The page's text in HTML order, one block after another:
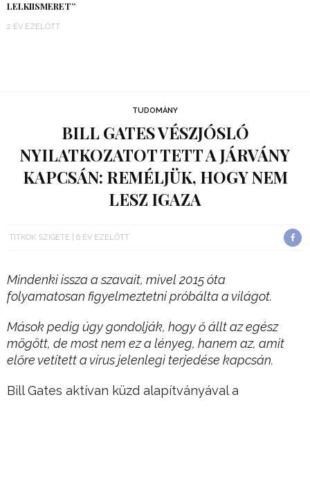
LELKIISMERET”
2 ÉV EZELŐTT
TUDOMÁNY
BILL GATES VÉSZJÓSLÓ
NYILATKOZATOT TETT A JÁRVÁNY
KAPCSÁN: REMÉLJÜK, HOGY NEM
LESZ IGAZA
TITKOK SZIGETE 6 ÉV EZELŐTT
Mindenki issza a szavait, mivel 2015 óta
folyamatosan figyelmeztetni próbálta a világot.
Mások pedig úgy gondolják, hogy ő állt az egész
mögött, de most nem ez a lényeg, hanem az, amit
előre vetített a vírus jelenlegi terjedése kapcsán.
Bill Gates aktívan küzd alapítványával a